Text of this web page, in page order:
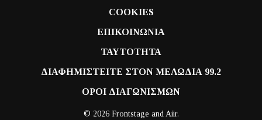
COOKIES
ΕΠΙΚΟΙΝΩΝΙΑ
ΤΑΥΤΟΤΗΤΑ
ΔΙΑΦΗΜΙΣΤΕΙΤΕ ΣΤΟΝ ΜΕΛΩΔΙΑ 99.2
ΟΡΟΙ ΔΙΑΓΩΝΙΣΜΩΝ
© 2026 Frontstage and Aiir.